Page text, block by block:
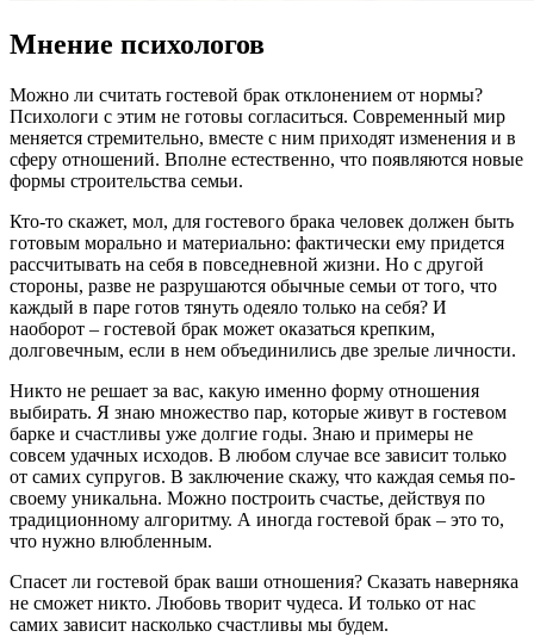
Мнение психологов
Можно ли считать гостевой брак отклонением от нормы?
Психологи с этим не готовы согласиться. Современный мир
меняется стремительно, вместе с ним приходят изменения и в
сферу отношений. Вполне естественно, что появляются новые
формы строительства семьи.
Кто-то скажет, мол, для гостевого брака человек должен быть
готовым морально и материально: фактически ему придется
рассчитывать на себя в повседневной жизни. Но с другой
стороны, разве не разрушаются обычные семьи от того, что
каждый в паре готов тянуть одеяло только на себя? И
наоборот – гостевой брак может оказаться крепким,
долговечным, если в нем объединились две зрелые личности.
Никто не решает за вас, какую именно форму отношения
выбирать. Я знаю множество пар, которые живут в гостевом
барке и счастливы уже долгие годы. Знаю и примеры не
совсем удачных исходов. В любом случае все зависит только
от самих супругов. В заключение скажу, что каждая семья по-
своему уникальна. Можно построить счастье, действуя по
традиционному алгоритму. А иногда гостевой брак – это то,
что нужно влюбленным.
Спасет ли гостевой брак ваши отношения? Сказать наверняка
не сможет никто. Любовь творит чудеса. И только от нас
самих зависит насколько счастливы мы будем.